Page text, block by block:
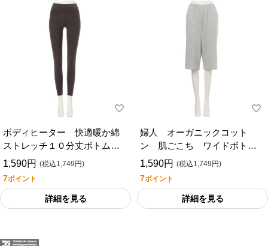
ボディヒーター 快適暖か綿
ストレッチ１０分丈ボトム／
セブンプレミアムライフスタ
1,590円 (税込1,749円)
7ポイント
詳細を見る
婦人 オーガニックコット
ン 肌ごこち ワイドボトム
／セブンプレミアムライフス
1,590円 (税込1,749円)
7ポイント
詳細を見る